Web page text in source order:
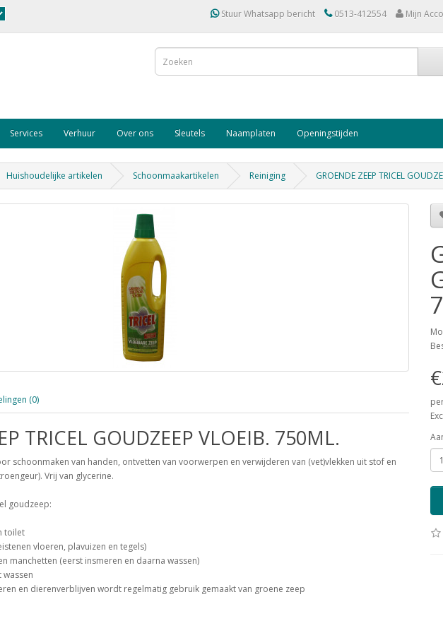
Stuur Whatsapp bericht 0513-412554 Mijn
Services Verhuur Over ons Sleutels Naamplaten Openingstijden
Huishoudelijke artikelen Schoonmaakartikelen Reiniging GROENDE ZEEP TRICEL
(0)
TRICEL GOUDZEEP VLOEIB. 750ML.
schoonmaken van handen, ontvetten van voorwerpen en verwijderen van (vet)vlekken uit stof en
Vrij van glycerine.
goudzeep:
toilet
vloeren, plavuizen en tegels)
manchetten (eerst insmeren en daarna wassen)
wassen
en dierenverblijven wordt regelmatig gebruik gemaakt van groene zeep